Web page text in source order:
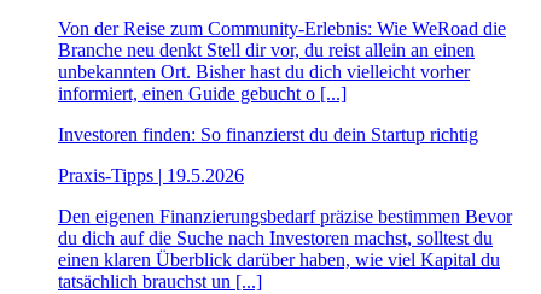
Von der Reise zum Community-Erlebnis: Wie WeRoad die
Branche neu denkt Stell dir vor, du reist allein an einen
unbekannten Ort. Bisher hast du dich vielleicht vorher
informiert, einen Guide gebucht o [...]
Investoren finden: So finanzierst du dein Startup richtig
Praxis-Tipps | 19.5.2026
Den eigenen Finanzierungsbedarf präzise bestimmen Bevor
du dich auf die Suche nach Investoren machst, solltest du
einen klaren Überblick darüber haben, wie viel Kapital du
tatsächlich brauchst un [...]